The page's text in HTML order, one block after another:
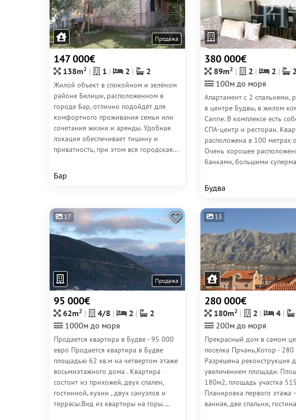
Продажа
147 000€
138m2 1 2 2
Жилой объект в спокойном и зелёном
районе Белиши, расположенном в
городе Бар, отлично подойдёт для
комфортного проживания семьи или
сочетания жизни и аренды. Удобная
локация обеспечивает тишину и
приватность, при этом вся городская...
Бар
380 000€
89m2 2 2
2
100м до моря
Апартамент с 2 спальнями,
в центре Будвы, в жилом
Canne. В комплексе есть
СПА-центр и ресторан.
расположена в 100 метрах
Очень хорошее
банками, большими
Будва
17
Продажа
95 000€
62m2 4/8 2
2
1000м до моря
Продается квартира в Будве - 95 000
евро Продается квартира в Будве
площадью 62 кв.м на четвертом этаже
восьмиэтажного дома . Квартира
состоит из прихожей, двух спален,
гостинной, кухни , двух санузлов и
террасы.Вид из квартиры на горы....
13
280 000€
180m2 2 4
200м до моря
Прекрасный дом в самом
поселка Прчань,Котор -
Разрешена реконструкция
увеличением площади.
180м2, площадь участка
Планировка первого этажа
ванная, две спальни,